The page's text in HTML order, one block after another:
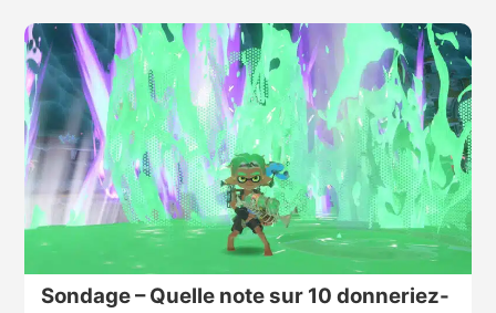
Sondage – Quelle note sur 10 donneriez-